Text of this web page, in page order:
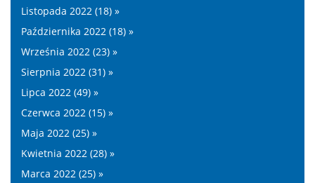
Listopada 2022 (18) »
Października 2022 (18) »
Września 2022 (23) »
Sierpnia 2022 (31) »
Lipca 2022 (49) »
Czerwca 2022 (15) »
Maja 2022 (25) »
Kwietnia 2022 (28) »
Marca 2022 (25) »